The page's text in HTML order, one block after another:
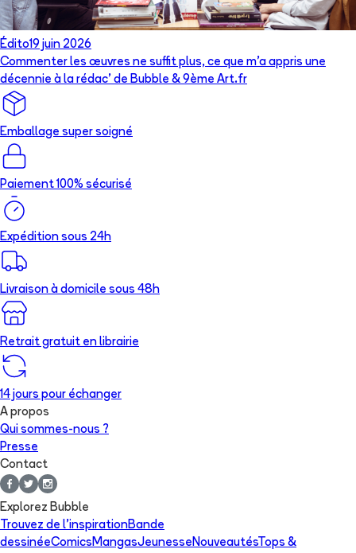
Édito19 juin 2026
Commenter les œuvres ne suffit plus, ce que m’a appris une
décennie à la rédac’ de Bubble & 9ème Art.fr
Emballage super soigné
Paiement 100% sécurisé
Expédition sous 24h
Livraison à domicile sous 48h
Retrait gratuit en librairie
14 jours pour échanger
A propos
Qui sommes-nous ?
Presse
Contact
Explorez Bubble
Trouvez de l'inspirationBande
dessinéeComics MangasJeunesse NouveautésTops &